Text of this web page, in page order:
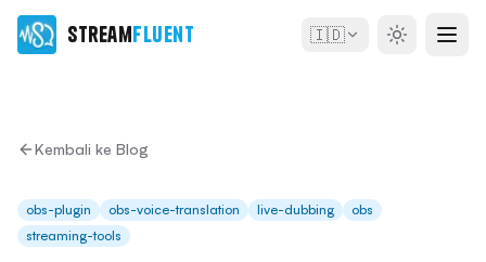
StreamFluent 🇮🇩
Kembali ke Blog
obs-plugin obs-voice-translation live-dubbing
obs
streaming-tools